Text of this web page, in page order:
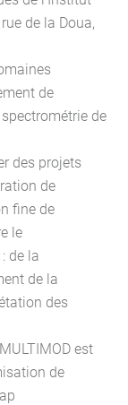
de la Doua,
de
de
des projets
de
fine de
le
de la
de la
des
est
de